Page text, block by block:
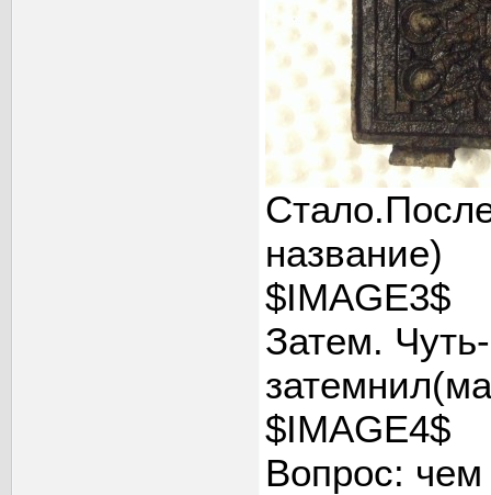
название)
$IMAGE3$
Затем.
$IMAGE4$
Вопрос: чем